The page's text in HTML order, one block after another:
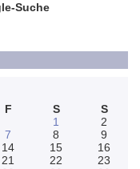
Suche
F S
S
1
2
7 8
9
14 15
16
21 22
23